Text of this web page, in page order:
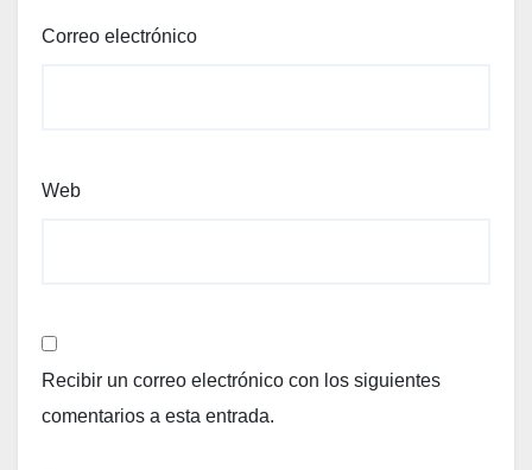
Correo electrónico
Web
Recibir un correo electrónico con los siguientes
comentarios a esta entrada.